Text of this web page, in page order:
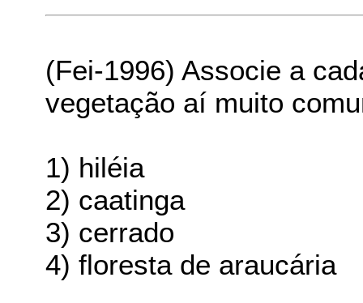
(Fei-1996) Associe a
vegetação aí muito
1) hiléia
2) caatinga
3) cerrado
4) floresta de araucária